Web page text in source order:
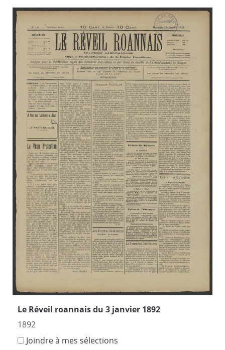
Le Réveil roannais du 3 janvier 1892
1892
Joindre à mes sélections